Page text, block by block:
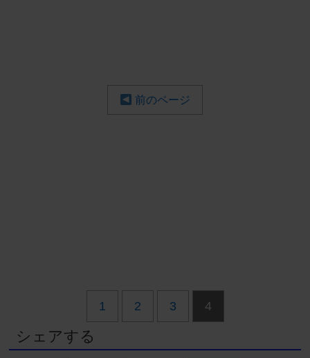
前のページ
1 2 3 4
シェアする